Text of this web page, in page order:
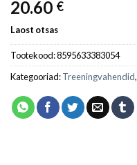
20.60 €
Laost otsas
Tootekood:8595633383054
Kategooriad:Treeningvahendid,